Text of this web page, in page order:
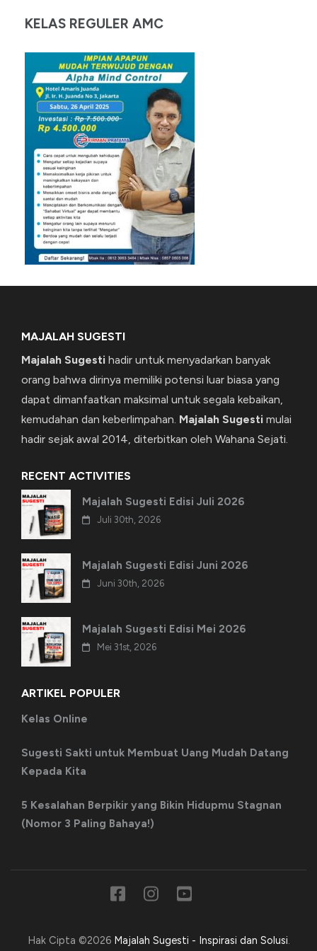
KELAS REGULER AMC
MAJALAH SUGESTI
Majalah Sugesti hadir untuk menyadarkan banyak
orang bahwa dirinya memiliki potensi luar biasa yang
dapat dimanfaatkan maksimal untuk segala kebaikan,
kemudahan dan keberlimpahan. Majalah Sugesti mulai
hadir sejak awal 2014, diterbitkan oleh Wahana Sejati.
RECENT ACTIVITIES
Majalah Sugesti Edisi Juli 2026
Juli 30th, 2026
Majalah Sugesti Edisi Juni 2026
Juni 30th, 2026
Majalah Sugesti Edisi Mei 2026
Mei 31st, 2026
ARTIKEL POPULER
Kelas Online
Sugesti Sakti untuk Membuat Uang Mudah Datang
Kepada Kita
5 Kesalahan Berpikir yang Bikin Hidupmu Stagnan
(Nomor 3 Paling Bahaya!)
Hak Cipta ©2026 Majalah Sugesti - Inspirasi dan Solusi.